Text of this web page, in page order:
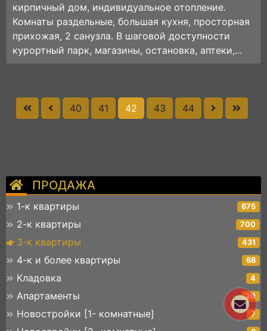
ПРОДАЖА
1-к квартиры 675
2-к квартиры 700
3-к квартиры 431
4-к и более квартиры 68
Кладовка 4
Апартаменты 20
Новостройки [1- комнатные] 7
кирпичный дом, индивидуальное отопление.
Комнаты раздельные, большая кухня, просторная
прихожая, 2 санузла. В шаговой доступности
курортный парк, магазины, остановка, аптеки,...
40 41 42 43 44